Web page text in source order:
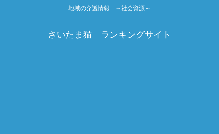
地域の介護情報 ～社会資源～
さいたま猫 ランキングサイト